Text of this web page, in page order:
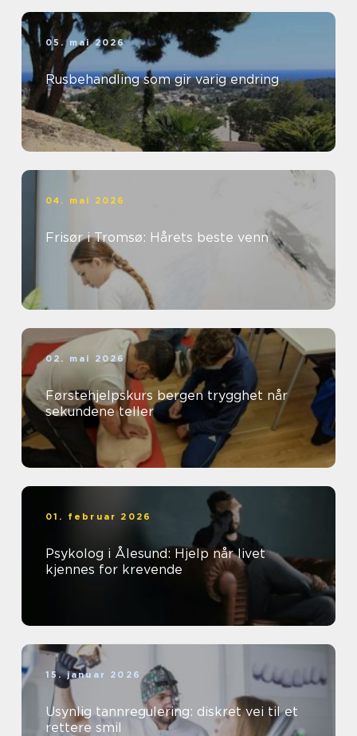
05. mai 2026
Rusbehandling som gir varig endring
04. mai 2026
Frisør i Tromsø: Hårets beste venn
02. mai 2026
Førstehjelpskurs bergen trygghet når
sekundene teller
01. februar 2026
Psykolog i Ålesund: Hjelp når livet
kjennes for krevende
15. januar 2026
Usynlig tannregulering: diskret vei til et
rettere smil